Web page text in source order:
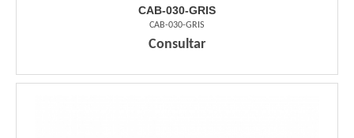
CAB-030-GRIS
CAB-030-GRIS
Consultar